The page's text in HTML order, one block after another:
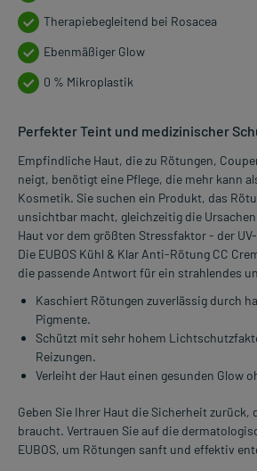
Therapiebegleitend bei Rosacea
Ebenmäßiger Glow
0 % Mikroplastik
Perfekter Teint und medizinischer
Empfindliche Haut, die zu Rötungen,
neigt, benötigt eine Pflege, die mehr kann
Kosmetik. Sie suchen ein Produkt, das
unsichtbar macht, gleichzeitig die
Haut vor dem größten Stressfaktor - der
Die EUBOS Kühl & Klar Anti-Rötung CC
die passende Antwort für ein strahlendes
Kaschiert Rötungen zuverlässig durch
Pigmente.
Schützt mit sehr hohem
Reizungen.
Verleiht der Haut einen gesunden Glow
Geben Sie Ihrer Haut die Sicherheit zurück,
braucht. Vertrauen Sie auf die
EUBOS, um Rötungen sanft und effektiv